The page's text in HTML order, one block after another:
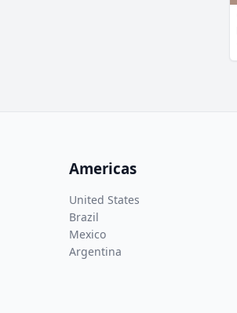
Americas
United States
Brazil
Mexico
Argentina